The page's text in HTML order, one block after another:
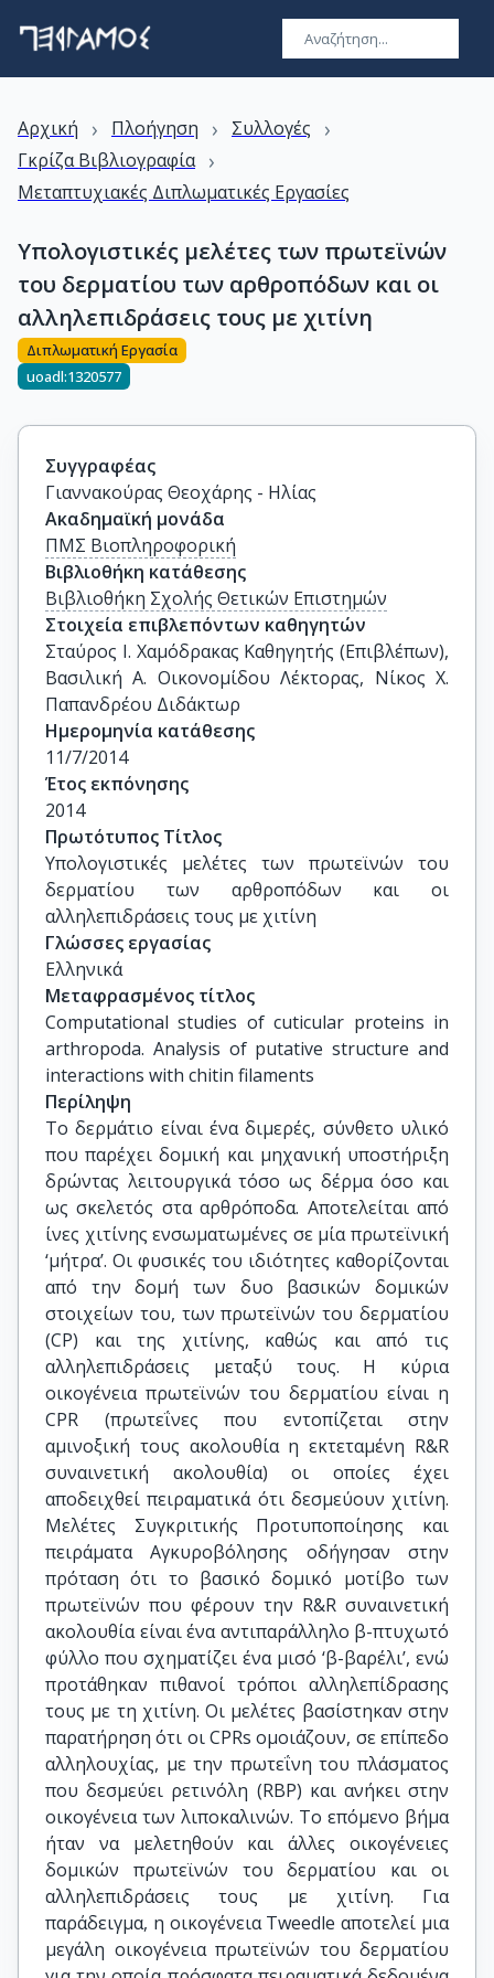
Αρχική › Πλοήγηση › Συλλογές ›
Γκρίζα Βιβλιογραφία ›
Μεταπτυχιακές Διπλωματικές Εργασίες
Υπολογιστικές μελέτες των πρωτεϊνών
του δερματίου των αρθροπόδων και οι
αλληλεπιδράσεις τους με χιτίνη
Διπλωματική Εργασία
uoadl:1320577
Συγγραφέας
Γιαννακούρας Θεοχάρης - Ηλίας
Ακαδημαϊκή μονάδα
ΠΜΣ Βιοπληροφορική
Βιβλιοθήκη κατάθεσης
Βιβλιοθήκη Σχολής Θετικών Επιστημών
Στοιχεία επιβλεπόντων καθηγητών
Σταύρος Ι. Χαμόδρακας Καθηγητής (Επιβλέπων),
Βασιλική Α. Οικονομίδου Λέκτορας, Νίκος Χ.
Παπανδρέου Διδάκτωρ
Ημερομηνία κατάθεσης
11/7/2014
Έτος εκπόνησης
2014
Πρωτότυπος Τίτλος
Υπολογιστικές μελέτες των πρωτεϊνών του
δερματίου των αρθροπόδων και οι
αλληλεπιδράσεις τους με χιτίνη
Γλώσσες εργασίας
Ελληνικά
Μεταφρασμένος τίτλος
Computational studies of cuticular proteins in
arthropoda. Analysis of putative structure and
interactions with chitin filaments
Περίληψη
Το δερμάτιο είναι ένα διμερές, σύνθετο υλικό
που παρέχει δομική και μηχανική υποστήριξη
δρώντας λειτουργικά τόσο ως δέρμα όσο και
ως σκελετός στα αρθρόποδα. Αποτελείται από
ίνες χιτίνης ενσωματωμένες σε μία πρωτεϊνική
‘μήτρα’. Οι φυσικές του ιδιότητες καθορίζονται
από την δομή των δυο βασικών δομικών
στοιχείων του, των πρωτεϊνών του δερματίου
(CP) και της χιτίνης, καθώς και από τις
αλληλεπιδράσεις μεταξύ τους. Η κύρια
οικογένεια πρωτεϊνών του δερματίου είναι η
CPR (πρωτεΐνες που εντοπίζεται στην
αμινοξική τους ακολουθία η εκτεταμένη R&R
συναινετική ακολουθία) οι οποίες έχει
αποδειχθεί πειραματικά ότι δεσμεύουν χιτίνη.
Μελέτες Συγκριτικής Προτυποποίησης και
πειράματα Αγκυροβόλησης οδήγησαν στην
πρόταση ότι το βασικό δομικό μοτίβο των
πρωτεϊνών που φέρουν την R&R συναινετική
ακολουθία είναι ένα αντιπαράλληλο β-πτυχωτό
φύλλο που σχηματίζει ένα μισό ‘β-βαρέλι’, ενώ
προτάθηκαν πιθανοί τρόποι αλληλεπίδρασης
τους με τη χιτίνη. Oι μελέτες βασίστηκαν στην
παρατήρηση ότι οι CPRs ομοιάζουν, σε επίπεδο
αλληλουχίας, με την πρωτεΐνη του πλάσματος
που δεσμεύει ρετινόλη (RBP) και ανήκει στην
οικογένεια των λιποκαλινών. Το επόμενο βήμα
ήταν να μελετηθούν και άλλες οικογένειες
δομικών πρωτεϊνών του δερματίου και οι
αλληλεπιδράσεις τους με χιτίνη. Για
παράδειγμα, η οικογένεια Tweedle αποτελεί μια
μεγάλη οικογένεια πρωτεϊνών του δερματίου